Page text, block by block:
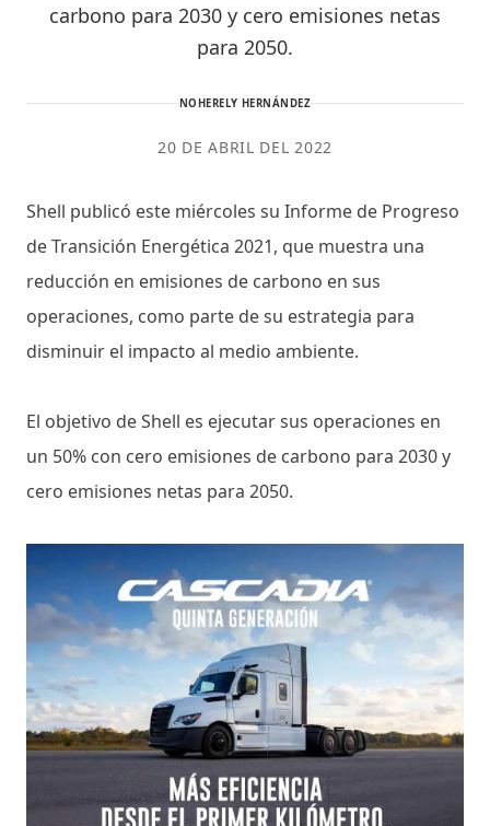
carbono para 2030 y cero emisiones netas
para 2050.
NOHERELY HERNÁNDEZ
20 DE ABRIL DEL 2022
Shell publicó este miércoles su Informe de Progreso
de Transición Energética 2021, que muestra una
reducción en emisiones de carbono en sus
operaciones, como parte de su estrategia para
disminuir el impacto al medio ambiente.
El objetivo de Shell es ejecutar sus operaciones en
un 50% con cero emisiones de carbono para 2030 y
cero emisiones netas para 2050.